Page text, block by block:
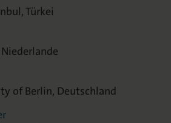
Türkei
of Berlin, Deutschland